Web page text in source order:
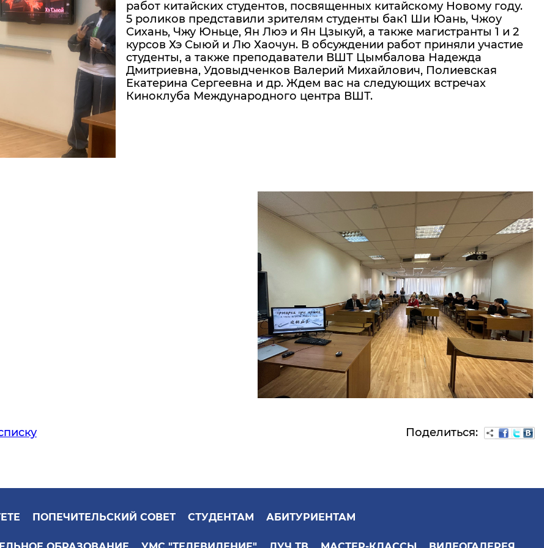
работ китайских студентов, посвященных китайскому Новому году.
5 роликов представили зрителям студенты бак1 Ши Юань, Чжоу
Сихань, Чжу Юньце, Ян Люэ и Ян Цзыкуй, а также магистранты 1 и 2
курсов Хэ Сыюй и Лю Хаочун. В обсуждении работ приняли участие
студенты, а также преподаватели ВШТ Цымбалова Надежда
Дмитриевна, Удовыдченков Валерий Михайлович, Полиевская
Екатерина Сергеевна и др. Ждем вас на следующих встречах
Киноклуба Международного центра ВШТ.
Поделиться:
ПОПЕЧИТЕЛЬСКИЙ СОВЕТ СТУДЕНТАМ АБИТУРИЕНТАМ